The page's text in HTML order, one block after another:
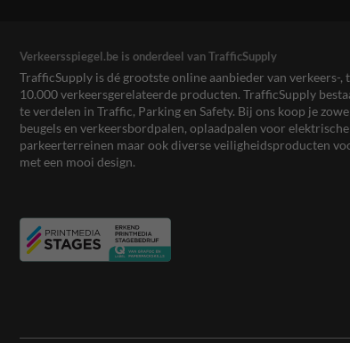
Verkeersspiegel.be is onderdeel van TrafficSupply
TrafficSupply is dé grootste online aanbieder van verkeers-
10.000 verkeersgerelateerde producten. TrafficSupply
te verdelen in Traffic, Parking en Safety. Bij ons koop je
beugels en verkeersbordpalen, oplaadpalen voor
parkeerterreinen maar ook diverse veiligheidsproducten
met een mooi design.